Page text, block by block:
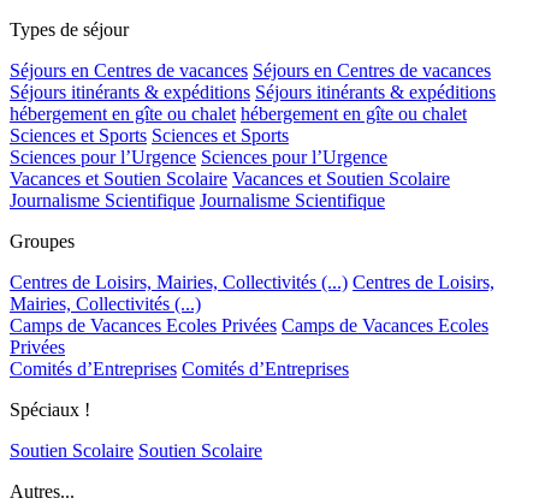
Types de séjour
Séjours en Centres de vacances Séjours en Centres de vacances
Séjours itinérants & expéditions Séjours itinérants & expéditions
hébergement en gîte ou chalet hébergement en gîte ou chalet
Sciences et Sports Sciences et Sports
Sciences pour l’Urgence Sciences pour l’Urgence
Vacances et Soutien Scolaire Vacances et Soutien Scolaire
Journalisme Scientifique Journalisme Scientifique
Groupes
Centres de Loisirs, Mairies, Collectivités (...) Centres de Loisirs,
Mairies, Collectivités (...)
Camps de Vacances Ecoles Privées Camps de Vacances Ecoles
Privées
Comités d’Entreprises Comités d’Entreprises
Spéciaux !
Soutien Scolaire Soutien Scolaire
Autres...